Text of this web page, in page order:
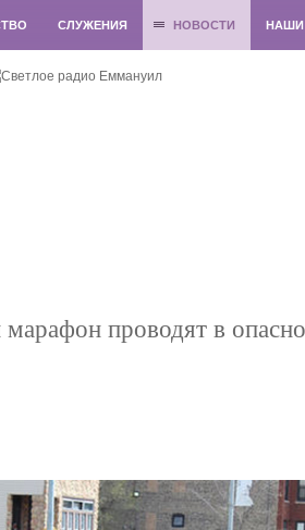
СЛУЖЕНИЯ НОВОСТИ НАШИ
проводят в